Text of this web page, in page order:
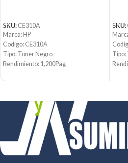
SKU: CE310A
Marca: HP
Codigo: CE310A
Tipo: Toner Negro
Rendimiento: 1,200Pag
Producto: Origina
📱WhatsApp: 51 991 864 930
SKU:
Tipo:
📱